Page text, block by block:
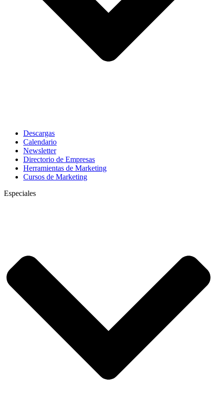
Descargas
Calendario
Newsletter
Directorio de Empresas
Herramientas de Marketing
Cursos de Marketing
Especiales